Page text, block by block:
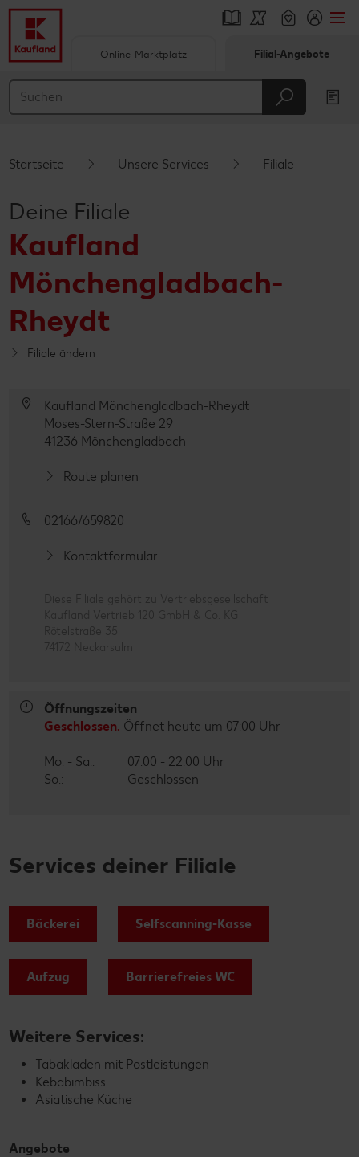
Hauptinhalt
Online-Marktplatz Filial-Angebote
Startseite Unsere Services Filiale
Deine Filiale
Kaufland
Mönchengladbach-
Rheydt
Filiale ändern
Kaufland Mönchengladbach-Rheydt
Moses-Stern-Straße 29
41236 Mönchengladbach
Route planen
02166/659820
Kontaktformular
Diese Filiale gehört zu Vertriebsgesellschaft
Kaufland Vertrieb 120 GmbH & Co. KG
Rötelstraße 35
74172 Neckarsulm
Öffnungszeiten
Geschlossen. Öffnet heute um 07:00 Uhr
Mo. - Sa.:
07:00 - 22:00 Uhr
So.:
Geschlossen
Services deiner Filiale
Bäckerei Selfscanning-Kasse
Aufzug Barrierefreies WC
Weitere Services:
Tabakladen mit Postleistungen
Kebabimbiss
Asiatische Küche
Angebote